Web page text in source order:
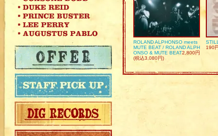
ROLAND ALPHONSO meets
MUTE BEAT / ROLAND ALPH
ONSO & MUTE BEAT2,800円
(税込3,080円)
190